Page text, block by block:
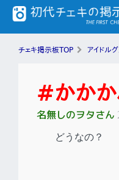
チェキ掲示板TOP アイドル
#かか
名無しのヲタさん
どうなの？